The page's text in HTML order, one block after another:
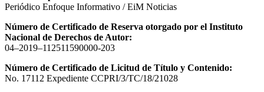
Periódico Enfoque Informativo / EiM Noticias
Número de Certificado de Reserva otorgado por el Instituto
Nacional de Derechos de Autor:
04–2019–112511590000-203
Número de Certificado de Licitud de Título y Contenido:
No. 17112 Expediente CCPRI/3/TC/18/21028